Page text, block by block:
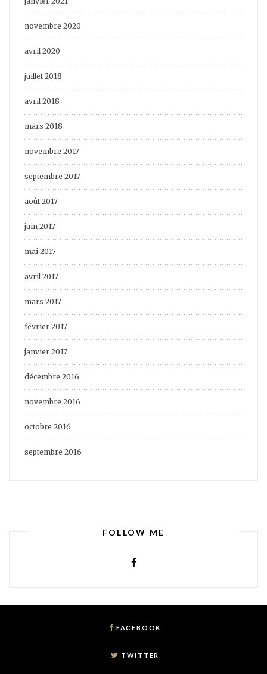
novembre 2020
avril 2020
juillet 2018
avril 2018
mars 2018
novembre 2017
septembre 2017
août 2017
juin 2017
mai 2017
avril 2017
mars 2017
février 2017
janvier 2017
décembre 2016
novembre 2016
octobre 2016
septembre 2016
FOLLOW ME
FACEBOOK
TWITTER